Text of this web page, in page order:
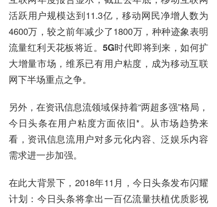
活跃用户规模达到11.3亿，移动网民净增人数为
4600万，较之前年减少了1800万，种种迹象表明
流量红利天花板将近。 5G时代即将到来，如何扩
大增量市场，维系已有用户粘度，成为移动互联
网下半场重点之争。
另外，在资讯信息流领域保持着“两超多强”格局，
今日头条在用户粘度方面依旧*。 从市场趋势来
看，资讯信息流用户对多元化内容、泛娱乐内容
需求进一步加强。
在此大背景下，2018年11月，今日头条发布闪耀
计划：今日头条将拿出一百亿流量扶植优质影视